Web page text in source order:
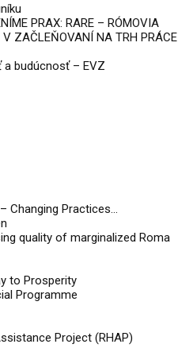
PRAX: RARE – RÓMOVIA
V ZAČLEŇOVANÍ NA TRH PRÁCE
budúcnosť – EVZ
Changing Practices…
quality of marginalized Roma
to Prosperity
Programme
Project (RHAP)